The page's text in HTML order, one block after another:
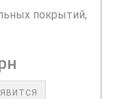
покрытий,